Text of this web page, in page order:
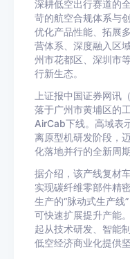
深耕低空出行赛道的
苛的航空合规体系与
优化产品性能、拓展
营体系、深度融入区
州市花都区、深圳市
行新生态。
上证报中国证券网讯
落于广州市黄埔区的
AirCab下线。高域表
离原型机研发阶段，
化落地并行的全新周期
据介绍，该产线复材
实现碳纤维零部件精
生产的“脉动式生产线
可快速扩展提升产能
起从技术研发、智能
低空经济商业化提供坚